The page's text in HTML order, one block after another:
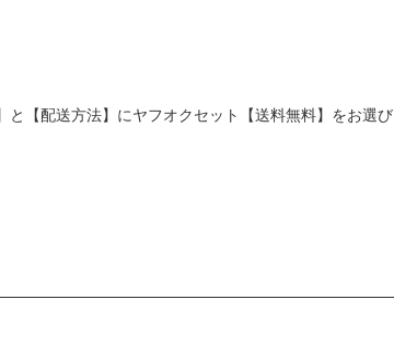
【配送方法】にヤフオクセット【送料無料】をお選び